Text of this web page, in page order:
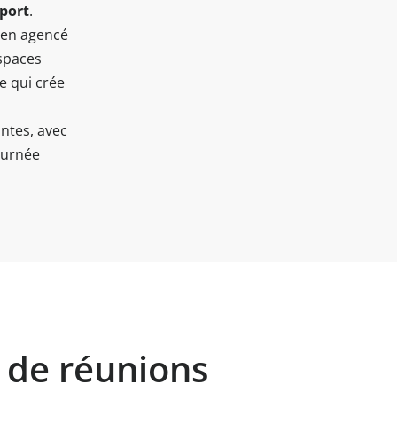
.
agencé
qui crée
avec
réunions